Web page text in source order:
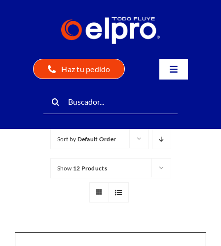
Haz tu pedido
Toggle
Elpro – Juntos Fluimos Mejor
Contacto
for:
Sort by Default Order
Show 12 Products